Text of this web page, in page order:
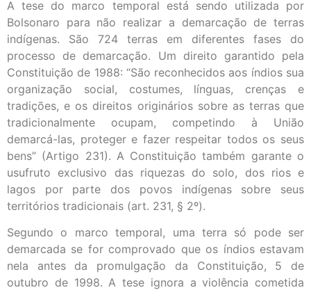
A tese do marco temporal está sendo utilizada por
Bolsonaro para não realizar a demarcação de terras
indígenas. São 724 terras em diferentes fases do
processo de demarcação. Um direito garantido pela
Constituição de 1988: “São reconhecidos aos índios sua
organização social, costumes, línguas, crenças e
tradições, e os direitos originários sobre as terras que
tradicionalmente ocupam, competindo à União
demarcá-las, proteger e fazer respeitar todos os seus
bens” (Artigo 231). A Constituição também garante o
usufruto exclusivo das riquezas do solo, dos rios e
lagos por parte dos povos indígenas sobre seus
territórios tradicionais (art. 231, § 2º).
Segundo o marco temporal, uma terra só pode ser
demarcada se for comprovado que os índios estavam
nela antes da promulgação da Constituição, 5 de
outubro de 1998. A tese ignora a violência cometida